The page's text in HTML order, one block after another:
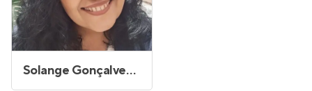
Solange Gonçalves Silva